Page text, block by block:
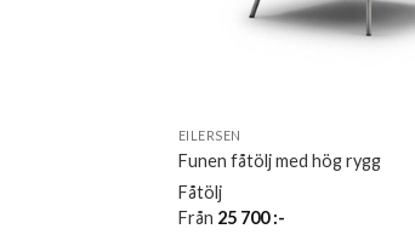
EILERSEN
Funen fåtölj med hög rygg
Fåtölj
Från 25 700:-